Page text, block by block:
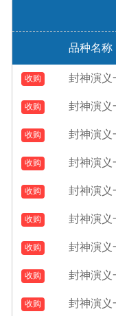
品种名称
封神演义
级刀）
封神演义
级刀）
封神演义
级刀）
封神演义
级刀）
封神演义
级刀）
封神演义
级刀）
封神演义
版
封神演义
级刀）
封神演义